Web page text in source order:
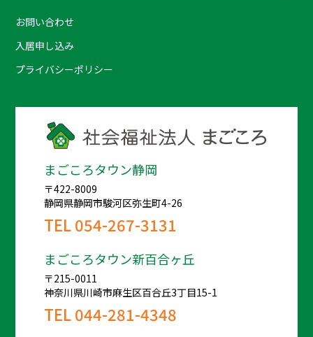
お問い合わせ
入居申し込み
プライバシーポリシー
まごころタウン静岡
〒422-8009
静岡県静岡市駿河区弥生町4-26
TEL054-267-3131
まごころタウン新百合ヶ丘
〒215-0011
神奈川県川崎市麻生区百合丘3丁目15-1
TEL044-281-4348